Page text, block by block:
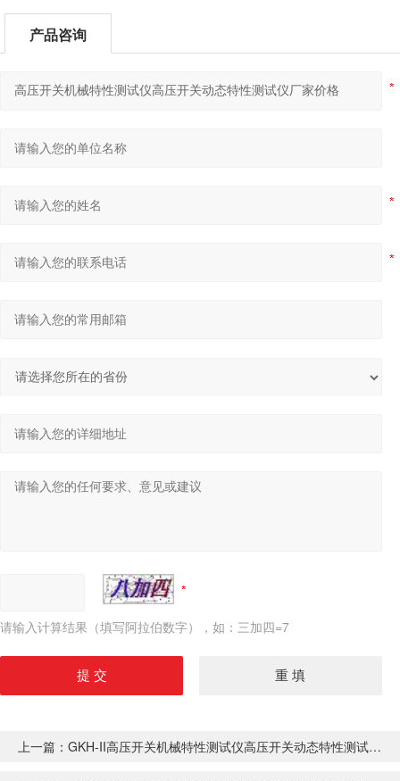
产品咨询
请输入计算结果（填写阿拉伯数字），如：三加四=7
上一篇： GKH-II高压开关机械特性测试仪高压开关动态特性测试仪厂家